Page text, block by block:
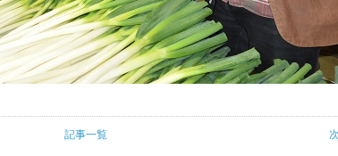
記事一覧